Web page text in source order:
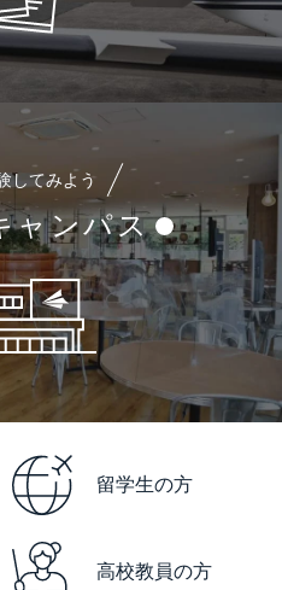
してみよう
ャンパス
留学生の方
高校教員の方